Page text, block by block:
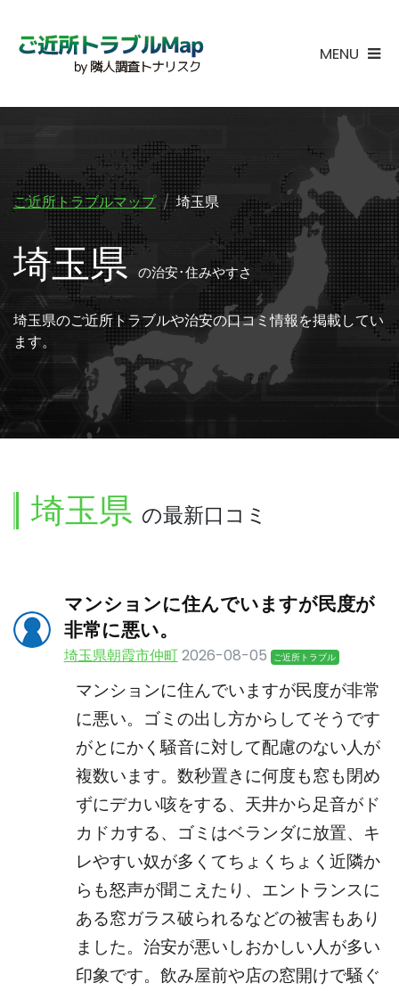
MENU
ご近所トラブルマップ 埼玉県
埼玉県の治安･住みやすさ
埼玉県のご近所トラブルや治安の口コミ情報を掲載してい
ます。
埼玉県 の最新口コミ
マンションに住んでいますが民度が
非常に悪い。
埼玉県朝霞市仲町2026-08-05 ご近所トラブル
マンションに住んでいますが民度が非常
に悪い。ゴミの出し方からしてそうです
がとにかく騒音に対して配慮のない人が
複数います。数秒置きに何度も窓も閉め
ずにデカい咳をする、天井から足音がド
カドカする、ゴミはベランダに放置、キ
レやすい奴が多くてちょくちょく近隣か
らも怒声が聞こえたり、エントランスに
ある窓ガラス破られるなどの被害もあり
ました。治安が悪いしおかしい人が多い
印象です。飲み屋前や店の窓開けで騒ぐ